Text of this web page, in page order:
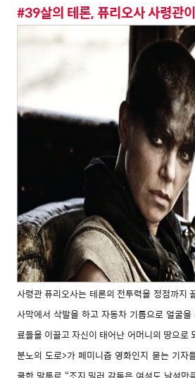
#39살의 테론, 퓨리오사 사령관
사령관 퓨리오사는 테론의 전투력을 정점까지
사막에서 삭발을 하고자동차 기름으로 얼굴
료들을 이끌고 자신이 태어난 어머니의 땅으로
분노의 도로>가 페미니즘 영화인지 묻는 기자